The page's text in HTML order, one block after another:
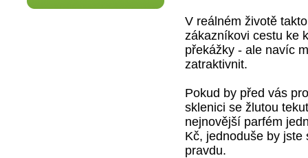
V reálném životě
zákazníkovi cestu ke
překážky - ale navíc
zatraktivnit.
Pokud by před vás
sklenici se žlutou
nejnovější parfém
Kč, jednoduše by jste
pravdu.